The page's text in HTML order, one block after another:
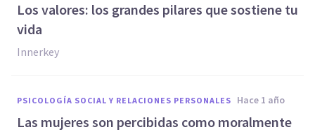
Los valores: los grandes pilares que sostiene tu
vida
Innerkey
PSICOLOGÍA SOCIAL Y RELACIONES PERSONALES hace 1 año
Las mujeres son percibidas como moralmente